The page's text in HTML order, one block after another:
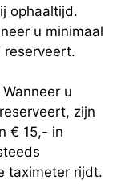
ophaaltijd.
u minimaal
reserveert.
Wanneer u
zijn
€ 15,- in
taximeter rijdt.